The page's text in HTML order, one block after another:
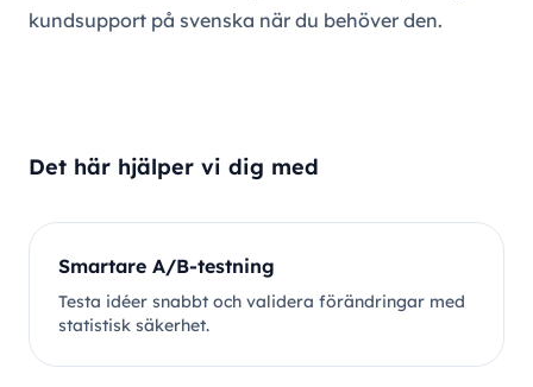
kundsupport på svenska när du behöver den.
Det här hjälper vi dig med
Smartare A/B-testning
Testa idéer snabbt och validera förändringar med
statistisk säkerhet.